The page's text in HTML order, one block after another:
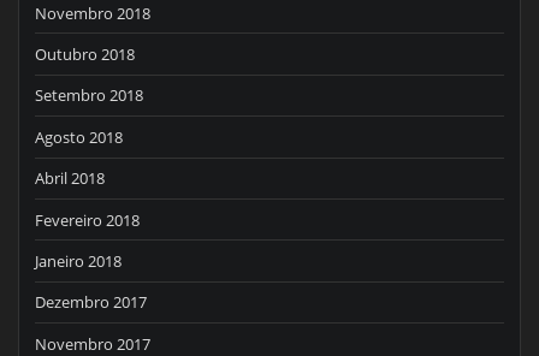
Novembro 2018
Outubro 2018
Setembro 2018
Agosto 2018
Abril 2018
Fevereiro 2018
Janeiro 2018
Dezembro 2017
Novembro 2017